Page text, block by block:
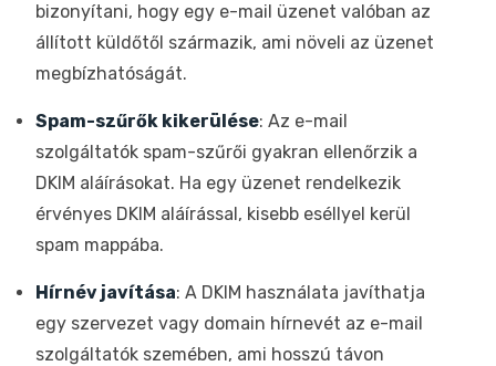
bizonyítani, hogy egy e-mail üzenet valóban az
állított küldőtől származik, ami növeli az üzenet
megbízhatóságát.
Spam-szűrők kikerülése: Az e-mail
szolgáltatók spam-szűrői gyakran ellenőrzik a
DKIM aláírásokat. Ha egy üzenet rendelkezik
érvényes DKIM aláírással, kisebb eséllyel kerül
spam mappába.
Hírnév javítása: A DKIM használata javíthatja
egy szervezet vagy domain hírnevét az e-mail
szolgáltatók szemében, ami hosszú távon